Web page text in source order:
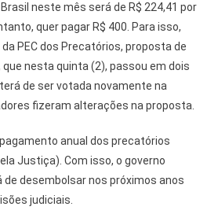
neste mês será de R$ 224,41 por
quer pagar R$ 400. Para isso,
PEC dos Precatórios, proposta de
nesta quinta (2), passou em dois
de ser votada novamente na
fizeram alterações na proposta.
anual dos precatórios
Justiça). Com isso, o governo
de desembolsar nos próximos anos
judiciais.